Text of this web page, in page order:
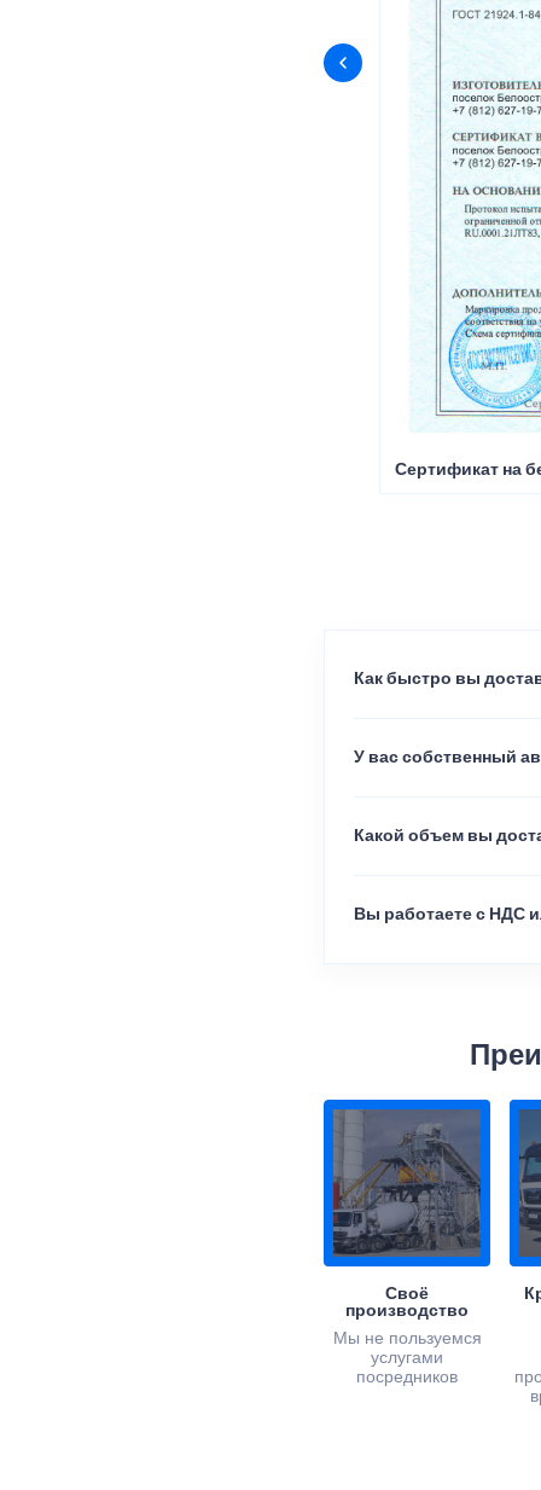
Сертификат на
Как быстро вы
У вас собственный
Какой объем вы
Вы работаете с НДС
Своё
производство
Мы не пользуемся
услугами
посредников